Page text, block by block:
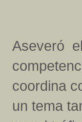
Aseveró
coordina
un tema